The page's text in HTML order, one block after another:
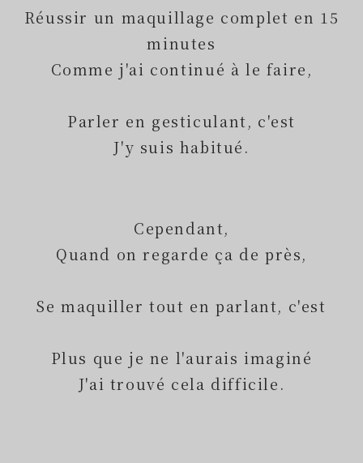
Réussir un maquillage complet en 15
minutes
Comme j'ai continué à le faire,
Parler en gesticulant, c'est
J'y suis habitué.
Cependant,
Quand on regarde ça de près,
Se maquiller tout en parlant, c'est
Plus que je ne l'aurais imaginé
J'ai trouvé cela difficile.